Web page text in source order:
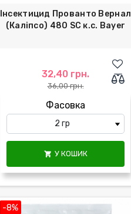
Інсектицид Прованто Вернал
(Каліпсо) 480 SС к.с. Bayer
32,40 грн.
36,00 грн.
Фасовка
 У КОШИК
-8%